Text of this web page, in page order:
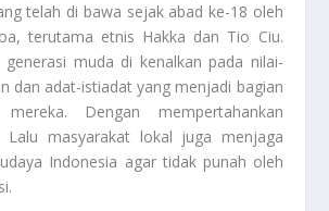
telah di bawa sejak abad ke-18 oleh
terutama etnis Hakka dan Tio Ciu.
generasi muda di kenalkan pada nilai-
dan adat-istiadat yang menjadi bagian
Dengan mempertahankan
Lalu masyarakat lokal juga menjaga
Indonesia agar tidak punah oleh